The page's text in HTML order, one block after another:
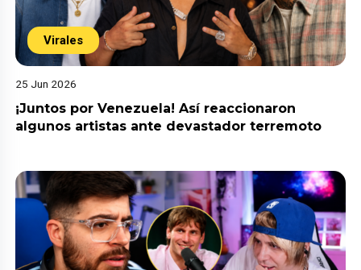
Virales
25 Jun 2026
¡Juntos por Venezuela! Así reaccionaron
algunos artistas ante devastador terremoto